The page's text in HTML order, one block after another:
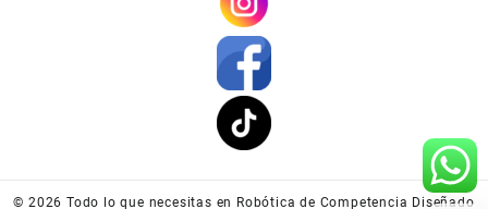
© 2026 Todo lo que necesitas en Robótica de Competencia Diseñado